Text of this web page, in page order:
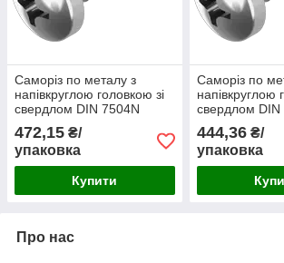
Саморіз по металу з
напівкруглою головкою зі
свердлом DIN 7504N
4,8Х38 (500)
472,15 ₴/
упаковка
Купити
Саморіз по
напівкруглою
свердлом DIN
4,2Х19 (1000)
444,36₴/
упаковка
Про нас